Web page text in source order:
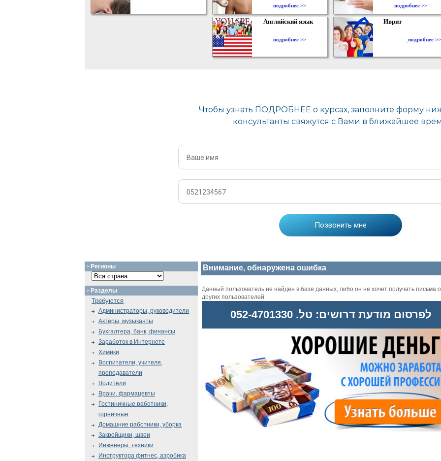
подробнее >> подробнее >>
Английский язык
подробнее >>
Иврит
подробнее >>
Внимание, обнаружена ошибка
Данный пользователь не найден в базе данных, либо он не хочет получать письма
других пользователей
לפרסום מודעת דרושים: טל. 052-4701330
Регионы
Разделы
Требуются
Администраторы, руководители
Актёры, музыканты
Бухгалтера, банк, финансы
Заработок в Интернете
Химики
Воспитатели, учителя,
преподаватели
Водители
Врачи, фармацевты
Гостиничные работники,
горничные
Домашние работники, уборка
Закройщики, швеи
Инженеры, техники
Инструктора фитнес, аэробика